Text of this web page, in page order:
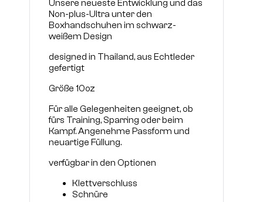
Unsere neueste Entwicklung und das
Non-plus-Ultra unter den
Boxhandschuhen im schwarz-
weißem Design
designed in Thailand, aus Echtleder
gefertigt
Größe 10oz
Für alle Gelegenheiten geeignet, ob
fürs Training, Sparring oder beim
Kampf. Angenehme Passform und
neuartige Füllung.
verfügbar in den Optionen
Klettverschluss
Schnüre